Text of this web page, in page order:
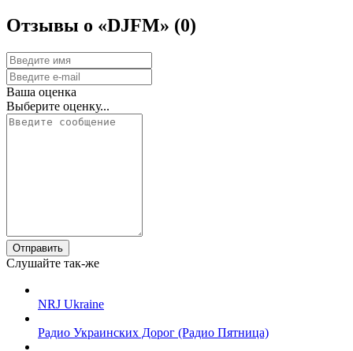
Отзывы о «DJFM» (0)
Ваша оценка
Выберите оценку...
Отправить
Слушайте так-же
NRJ Ukraine
Радио Украинских Дорог (Радио Пятница)